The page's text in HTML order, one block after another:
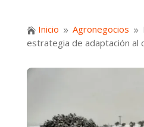
 Inicio 9 Agronegocios 9
estrategia de adaptación al